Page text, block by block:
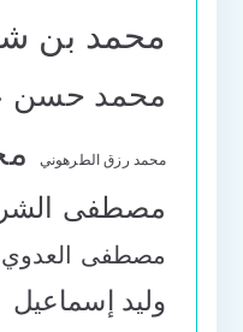
محمد بن
محمد حسن
محمد رزق الطرهوني
مصطفى
مصطفى العدوي
وليد إسماعيل